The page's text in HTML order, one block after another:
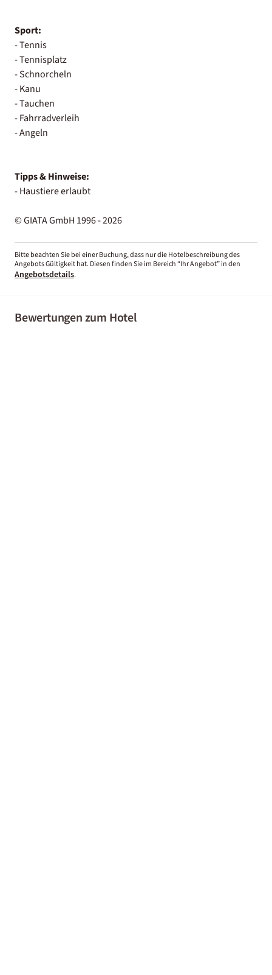
Sport:
- Tennis
- Tennisplatz
- Schnorcheln
- Kanu
- Tauchen
- Fahrradverleih
- Angeln
Tipps & Hinweise:
- Haustiere erlaubt
© GIATA GmbH 1996 - 2026
Bitte beachten Sie bei einer Buchung, dass nur die Hotelbeschreibung des
Angebots Gültigkeit hat. Diesen finden Sie im Bereich “Ihr Angebot” in den
Angebotsdetails.
Bewertungen zum Hotel